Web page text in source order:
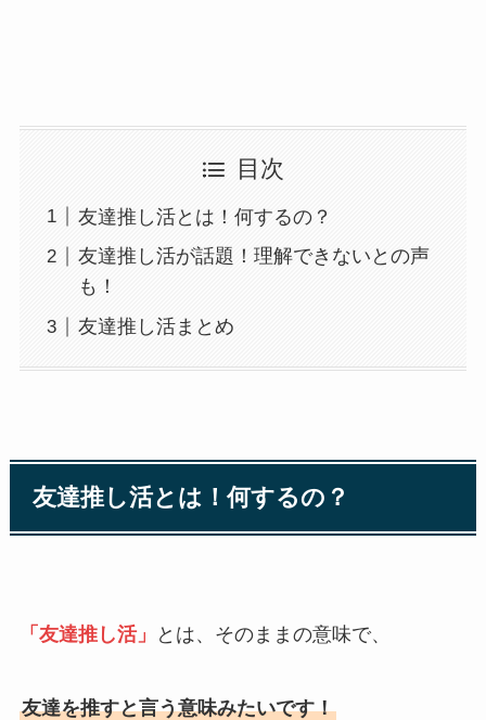
目次
友達推し活とは！何するの？
友達推し活が話題！理解できないとの声
も！
友達推し活まとめ
友達推し活とは！何するの？
「友達推し活」 とは、そのままの意味で、
友達を推すと言う意味みたいです！